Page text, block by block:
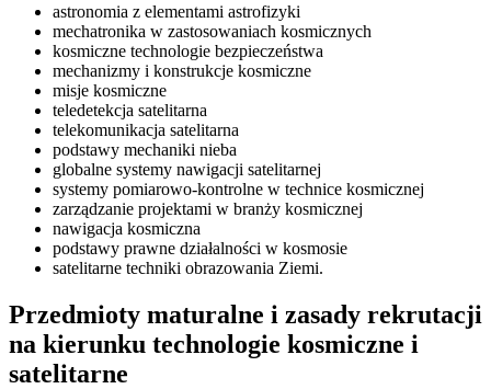
astronomia z elementami astrofizyki
mechatronika w zastosowaniach kosmicznych
kosmiczne technologie bezpieczeństwa
mechanizmy i konstrukcje kosmiczne
misje kosmiczne
teledetekcja satelitarna
telekomunikacja satelitarna
podstawy mechaniki nieba
globalne systemy nawigacji satelitarnej
systemy pomiarowo-kontrolne w technice kosmicznej
zarządzanie projektami w branży kosmicznej
nawigacja kosmiczna
podstawy prawne działalności w kosmosie
satelitarne techniki obrazowania Ziemi.
Przedmioty maturalne i zasady rekrutacji
na kierunku technologie kosmiczne i
satelitarne